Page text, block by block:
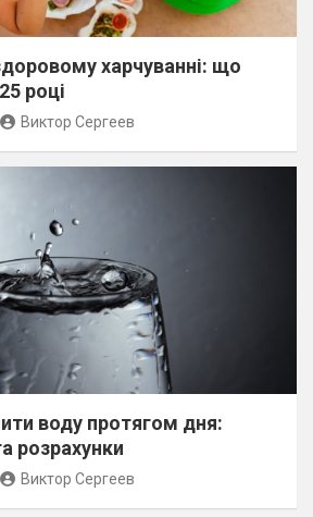
харчуванні: що
році
Виктор Сергеев
воду протягом дня:
розрахунки
Виктор Сергеев